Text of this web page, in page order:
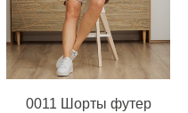
0011 Шорты футер